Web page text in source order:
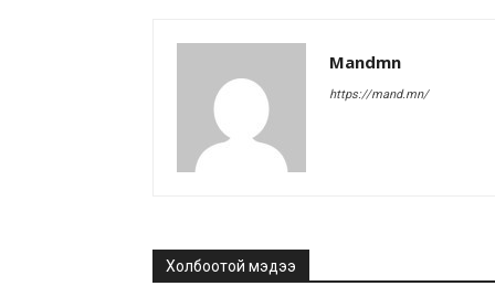
Mandmn
https://mand.mn/
Холбоотой мэдээ